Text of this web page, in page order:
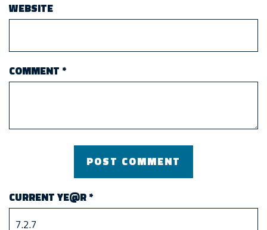
WEBSITE
COMMENT *
CURRENT YE@R*